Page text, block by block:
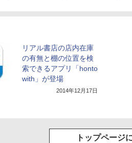
リアル書店の店内在庫
の有無と棚の位置を検
索できるアプリ「honto
with」が登場
2014年12月17日
トップページ